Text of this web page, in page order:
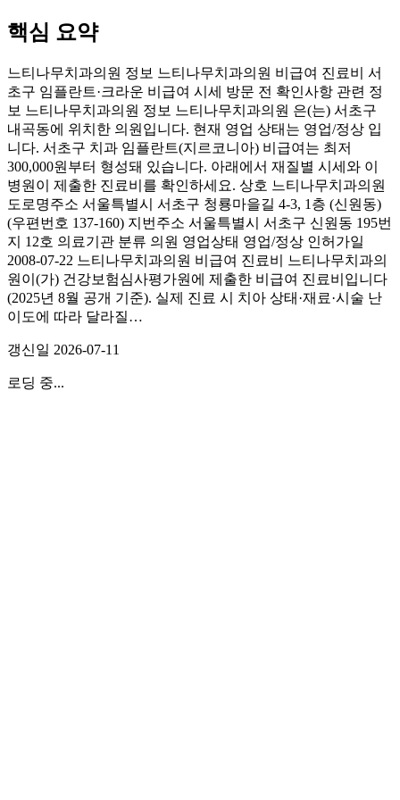
핵심 요약
느티나무치과의원 정보 느티나무치과의원 비급여 진료비 서
초구 임플란트·크라운 비급여 시세 방문 전 확인사항 관련 정
보 느티나무치과의원 정보 느티나무치과의원 은(는) 서초구
내곡동에 위치한 의원입니다. 현재 영업 상태는 영업/정상 입
니다. 서초구 치과 임플란트(지르코니아) 비급여는 최저
300,000원부터 형성돼 있습니다. 아래에서 재질별 시세와 이
병원이 제출한 진료비를 확인하세요. 상호 느티나무치과의원
도로명주소 서울특별시 서초구 청룡마을길 4-3, 1층 (신원동)
(우편번호 137-160) 지번주소 서울특별시 서초구 신원동 195번
지 12호 의료기관 분류 의원 영업상태 영업/정상 인허가일
2008-07-22 느티나무치과의원 비급여 진료비 느티나무치과의
원이(가) 건강보험심사평가원에 제출한 비급여 진료비입니다
(2025년 8월 공개 기준). 실제 진료 시 치아 상태·재료·시술 난
이도에 따라 달라질…
갱신일 2026-07-11
로딩 중...